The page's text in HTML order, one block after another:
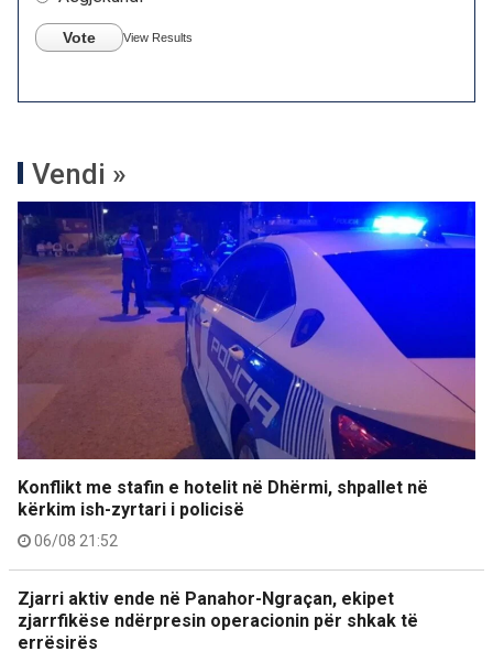
Vote View Results
Vendi »
Konflikt me stafin e hotelit në Dhërmi, shpallet në
kërkim ish-zyrtari i policisë
06/08 21:52
Zjarri aktiv ende në Panahor-Ngraçan, ekipet
zjarrfikëse ndërpresin operacionin për shkak të
errësirës